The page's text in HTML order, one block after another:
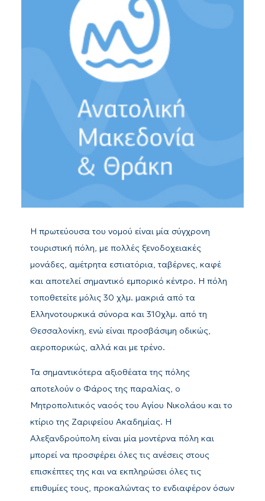
Η πρωτεύουσα του νομού είναι μία σύγχρονη
τουριστική πόλη, με πολλές ξενοδοχειακές
μονάδες, αμέτρητα εστιατόρια, ταβέρνες, καφέ
και αποτελεί σημαντικό εμπορικό κέντρο. Η πόλη
τοποθετείτε μόλις 30 χλμ. μακριά από τα
Ελληνοτουρκικά σύνορα και 310χλμ. από τη
Θεσσαλονίκη, ενώ είναι προσβάσιμη οδικώς,
αεροπορικώς, αλλά και με τρένο.
Τα σημαντικότερα αξιοθέατα της πόλης
αποτελούν ο Φάρος της παραλίας, ο
Μητροπολιτικός ναοός του Αγίου Νικολάου και το
κτίριο της Ζαριφείου Ακαδημίας. Η
Αλεξανδρούπολη είναι μία μοντέρνα πόλη και
μπορεί να προσφέρει όλες τις ανέσεις στους
επισκέπτες της και να εκπληρώσει όλες τις
επιθυμίες τους, προκαλώντας το ενδιαφέρον όσων